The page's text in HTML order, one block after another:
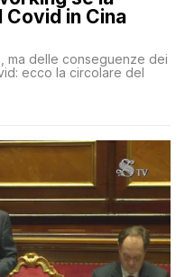
Covid in Cina
ma delle conseguenze dei
ecco la circolare del